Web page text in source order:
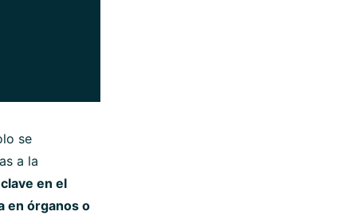
se
a la
en el
en órganos o